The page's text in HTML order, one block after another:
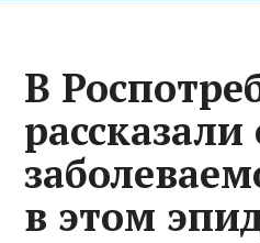
В
в этом